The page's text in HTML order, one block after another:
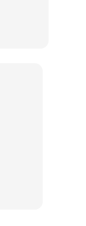
mana-
dan bergerak